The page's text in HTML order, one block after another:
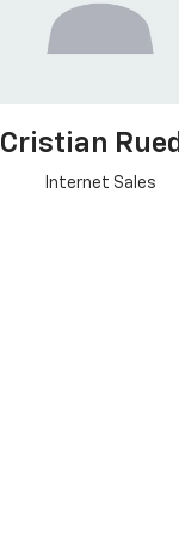
Cristian
Internet Sales